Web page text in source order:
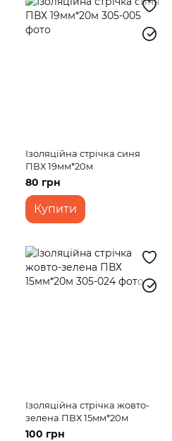
Ізоляційна стрічка синя
ПВХ 19мм*20м
80 грн
Купити
Ізоляційна стрічка жовто-
зелена ПВХ 15мм*20м
100 грн